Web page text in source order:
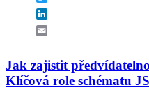
Jak zajistit
Klíčová role schématu